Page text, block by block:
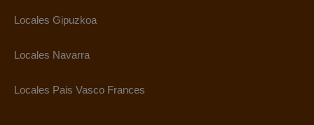
Locales Gipuzkoa
Locales Navarra
Locales Pais Vasco Frances